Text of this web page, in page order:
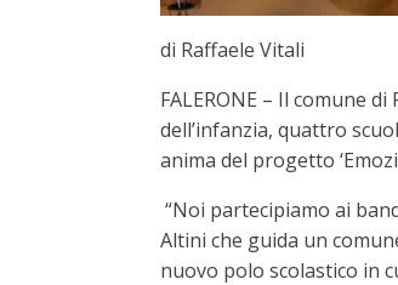
di Raffaele Vitali
FALERONE – Il comune
dell’infanzia, quattro
anima del progetto
“Noi partecipiamo ai
Altini che guida un
nuovo polo scolastico in